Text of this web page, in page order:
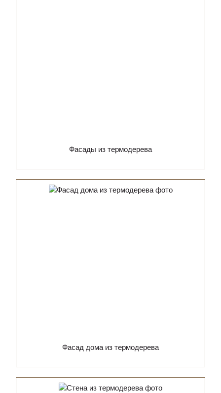
Фасады из термодерева
Фасад дома из термодерева